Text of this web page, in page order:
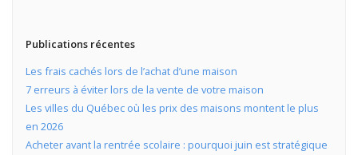
Publications récentes
Les frais cachés lors de l’achat d’une maison
7 erreurs à éviter lors de la vente de votre maison
Les villes du Québec où les prix des maisons montent le plus
en 2026
Acheter avant la rentrée scolaire : pourquoi juin est stratégique